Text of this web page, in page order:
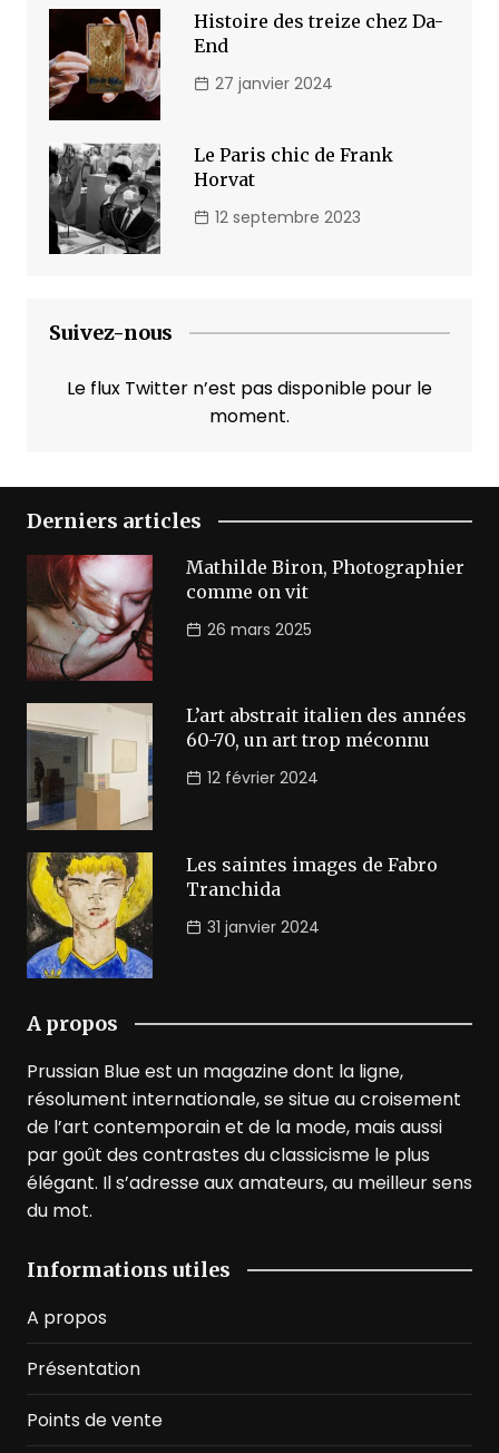
Histoire des treize chez Da-
End
27 janvier 2024
Le Paris chic de Frank
Horvat
12 septembre 2023
Suivez-nous
Le flux Twitter n’est pas disponible pour le
moment.
Derniers articles
Mathilde Biron, Photographier
comme on vit
26 mars 2025
L’art abstrait italien des années
60-70, un art trop méconnu
12 février 2024
Les saintes images de Fabro
Tranchida
31 janvier 2024
A propos
Prussian Blue est un magazine dont la ligne,
résolument internationale, se situe au croisement
de l’art contemporain et de la mode, mais aussi
par goût des contrastes du classicisme le plus
élégant. Il s’adresse aux amateurs, au meilleur sens
du mot.
Informations utiles
A propos
Présentation
Points de vente